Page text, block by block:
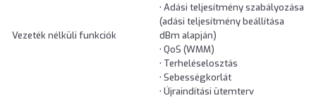
Vezeték nélküli funkciók
• Adási teljesítmény szabályozása
(adási teljesítmény beállítása
dBm alapján)
• QoS (WMM)
• Terheléselosztás
• Sebességkorlát
• Újraindítási ütemterv